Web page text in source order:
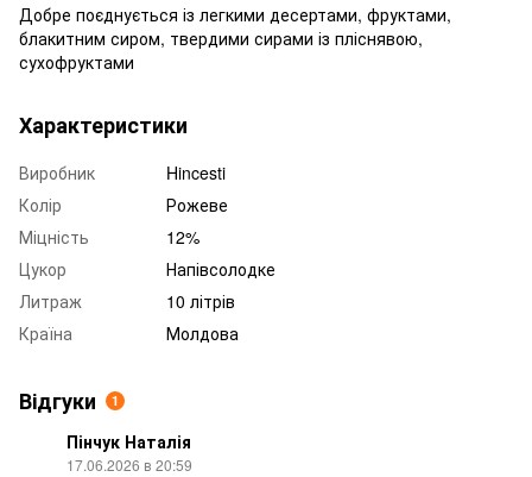
Добре поєднується із легкими десертами, фруктами,
блакитним сиром, твердими сирами із пліснявою,
сухофруктами
Характеристики
Виробник
Hincesti
Колір
Рожеве
Міцність
12%
Цукор
Напівсолодке
Литраж
10 літрів
Країна
Молдова
Відгуки 1
Пінчук Наталія
17.06.2026 в 20:59